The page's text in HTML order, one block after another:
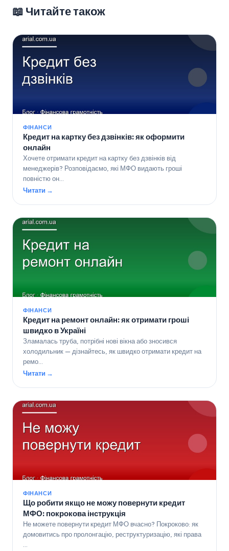
📖 Читайте також
ФІНАНСИ
Кредит на картку без дзвінків: як оформити
онлайн
Хочете отримати кредит на картку без дзвінків від
менеджерів? Розповідаємо, які МФО видають гроші
повністю он…
Читати →
ФІНАНСИ
Кредит на ремонт онлайн: як отримати гроші
швидко в Україні
Зламалась труба, потрібні нові вікна або зносився
холодильник — дізнайтесь, як швидко отримати кредит на
ремо…
Читати →
ФІНАНСИ
Що робити якщо не можу повернути кредит
МФО: покрокова інструкція
Не можете повернути кредит МФО вчасно? Покроково: як
домовитись про пролонгацію, реструктуризацію, які права